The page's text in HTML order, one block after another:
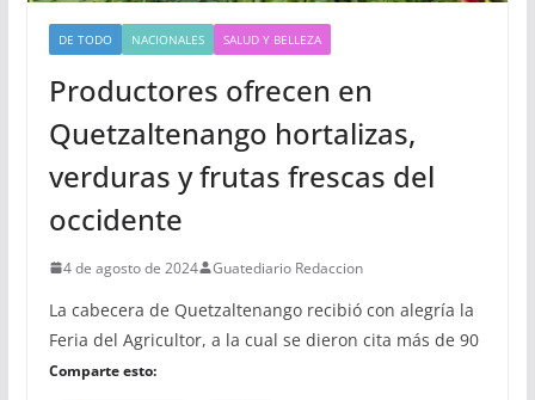
DE TODO NACIONALES SALUD Y BELLEZA
Productores ofrecen en
Quetzaltenango hortalizas,
verduras y frutas frescas del
occidente
4 de agosto de 2024 Guatediario Redaccion
La cabecera de Quetzaltenango recibió con alegría la
Feria del Agricultor, a la cual se dieron cita más de 90
Comparte esto: